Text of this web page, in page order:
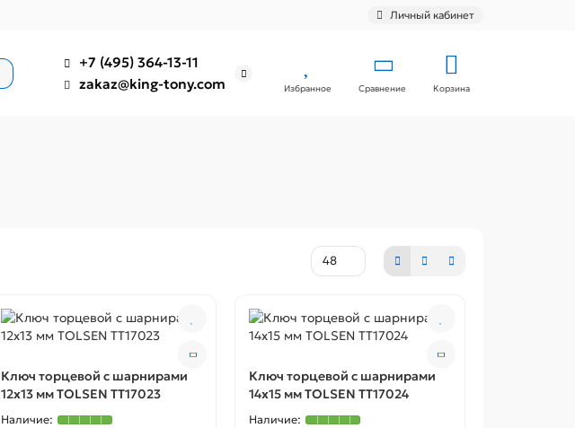
Личный кабинет
+7 (495) 364-13-11
zakaz@king-tony.com
Избранное Сравнение Корзина
Ключ торцевой с шарнирами
12x13 мм TOLSEN TT17023
Ключ торцевой с шарнирами
14x15 мм TOLSEN TT17024